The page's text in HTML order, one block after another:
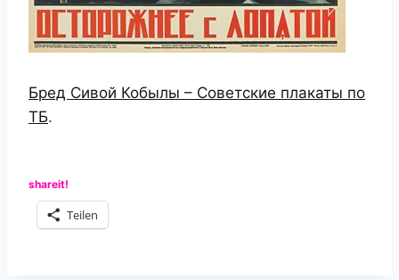
Бред Сивой Кобылы – Советские плакаты по
ТБ.
shareit!
Teilen